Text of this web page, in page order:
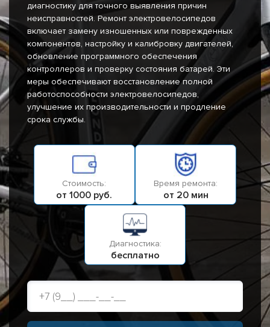
диагностику для точного выявления причин
неисправностей. Ремонт электровелосипедов
включает замену изношенных или поврежденных
компонентов, настройку и калибровку двигателей,
обновление программного обеспечения
контроллеров и проверку состояния батарей. Эти
меры обеспечивают восстановление полной
работоспособности электровелосипедов,
улучшение их производительности и продление
срока службы.
Стоимость:
от 1000 руб.
Время ремонта:
от 20 мин
Диагностика:
бесплатно